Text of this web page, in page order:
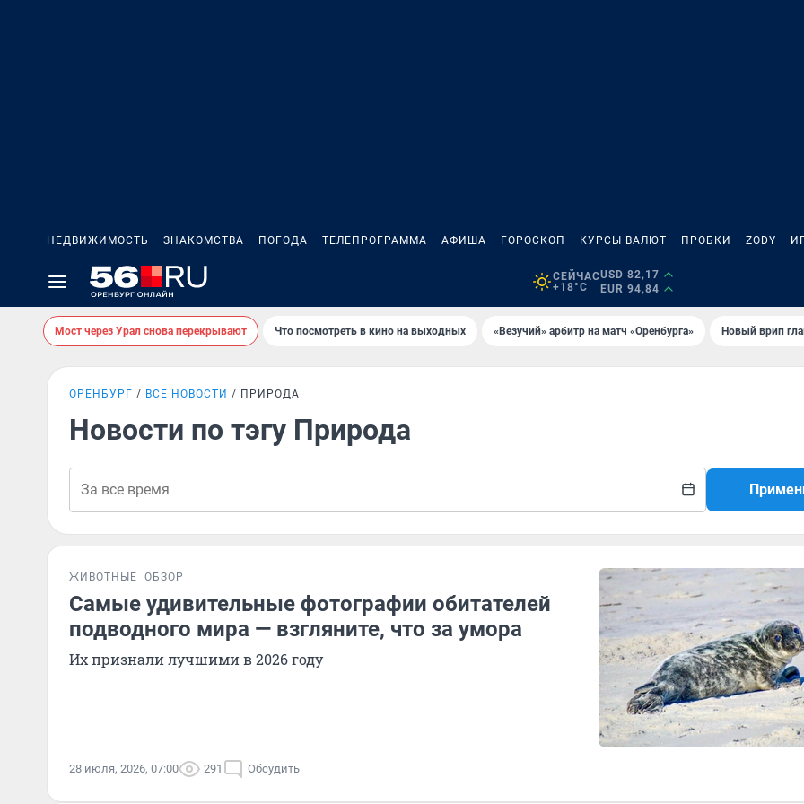
НЕДВИЖИМОСТЬ ЗНАКОМСТВА ПОГОДА ТЕЛЕПРОГРАММА АФИША ГОРОСКОП КУРСЫ ВАЛЮТ ПРОБКИ ZODY
СЕЙЧАС
+18°C
USD 82,17
EUR 94,84
Мост через Урал снова перекрывают Что посмотреть в кино на выходных «Везучий» арбитр на матч «Оренбурга» Новый врип
ОРЕНБУРГ ВСЕ НОВОСТИ ПРИРОДА
Новости по тэгу Природа
ЖИВОТНЫЕ ОБЗОР
Самые удивительные фотографии обитателей
подводного мира — взгляните, что за умора
Их признали лучшими в 2026 году
28 июля, 2026, 07:00 291 Обсудить